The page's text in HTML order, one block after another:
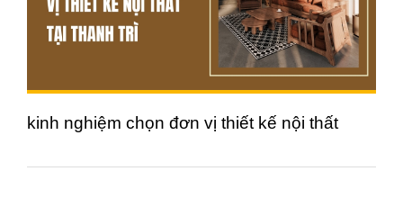
kinh nghiệm chọn đơn vị thiết kế nội thất